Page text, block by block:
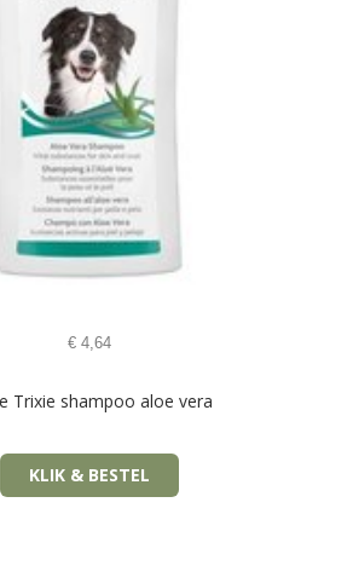
€ 4,64
Trixie shampoo aloe vera
KLIK & BESTEL